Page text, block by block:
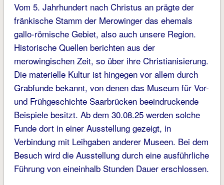
Vom 5. Jahrhundert nach Christus an prägte der
fränkische Stamm der Merowinger das ehemals
gallo-römische Gebiet, also auch unsere Region.
Historische Quellen berichten aus der
merowingischen Zeit, so über ihre Christianisierung.
Die materielle Kultur ist hingegen vor allem durch
Grabfunde bekannt, von denen das Museum für Vor-
und Frühgeschichte Saarbrücken beeindruckende
Beispiele besitzt. Ab dem 30.08.25 werden solche
Funde dort in einer Ausstellung gezeigt, in
Verbindung mit Leihgaben anderer Museen. Bei dem
Besuch wird die Ausstellung durch eine ausführliche
Führung von eineinhalb Stunden Dauer erschlossen.